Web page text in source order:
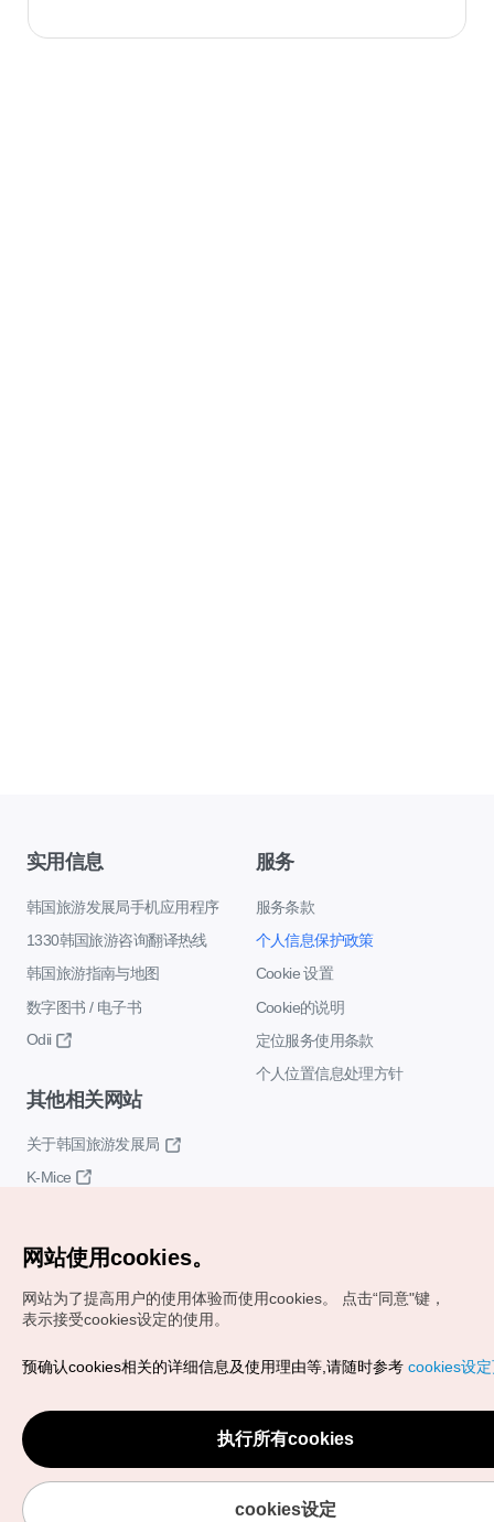
实用信息
韩国旅游发展局手机应用程序
1330韩国旅游咨询翻译热线
韩国旅游指南与地图
数字图书 / 电子书
Odii
服务
服务条款
个人信息保护政策
Cookie 设置
Cookie的说明
定位服务使用条款
个人位置信息处理方针
其他相关网站
关于韩国旅游发展局
K-Mice
Copyrights (c) 韩国旅游发展局版权所有
VISITKOREA官方邮箱
chnsim@knto.or.kr
网站使用cookies。
网站为了提高用户的使用体验而使用cookies。
点击“同意"键，
表示接受cookies设定的使用。
预确认cookies相关的详细信息及使用理由等,请随时参考 cookies设
执行所有cookies
cookies设定